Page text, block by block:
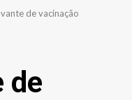
de vacinação
de